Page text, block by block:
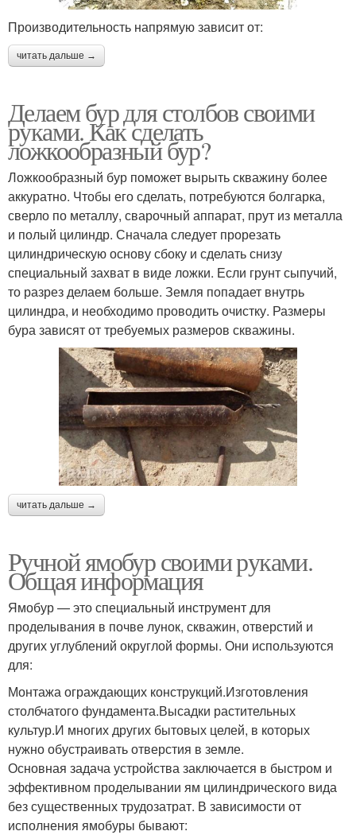
Производительность напрямую зависит от:
читать дальше →
Делаем бур для столбов своими
руками. Как сделать
ложкообразный бур?
Ложкообразный бур поможет вырыть скважину более
аккуратно. Чтобы его сделать, потребуются болгарка,
сверло по металлу, сварочный аппарат, прут из металла
и полый цилиндр. Сначала следует прорезать
цилиндрическую основу сбоку и сделать снизу
специальный захват в виде ложки. Если грунт сыпучий,
то разрез делаем больше. Земля попадает внутрь
цилиндра, и необходимо проводить очистку. Размеры
бура зависят от требуемых размеров скважины.
читать дальше →
Ручной ямобур своими руками.
Общая информация
Ямобур — это специальный инструмент для
проделывания в почве лунок, скважин, отверстий и
других углублений округлой формы. Они используются
для:
Монтажа ограждающих конструкций.Изготовления
столбчатого фундамента.Высадки растительных
культур.И многих других бытовых целей, в которых
нужно обустраивать отверстия в земле.
Основная задача устройства заключается в быстром и
эффективном проделывании ям цилиндрического вида
без существенных трудозатрат. В зависимости от
исполнения ямобуры бывают: